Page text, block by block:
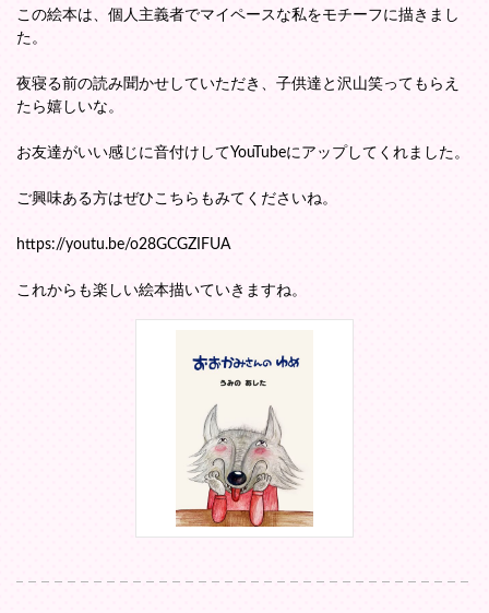
この絵本は、個人主義者でマイペースな私をモチーフに描きまし
た。
夜寝る前の読み聞かせしていただき、子供達と沢山笑ってもらえ
たら嬉しいな。
お友達がいい感じに音付けしてYouTubeにアップしてくれました。
ご興味ある方はぜひこちらもみてくださいね。
https://youtu.be/o28GCGZIFUA
これからも楽しい絵本描いていきますね。